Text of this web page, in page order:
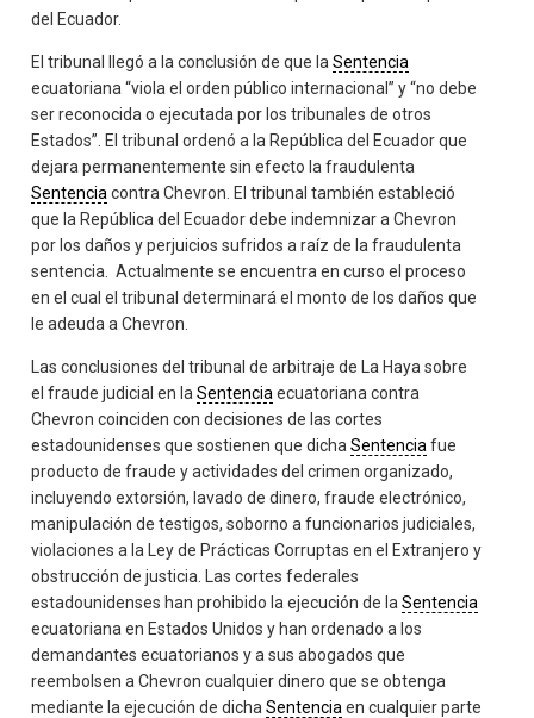
del Ecuador.
El tribunal llegó a la conclusión de que laSentencia
ecuatoriana “viola el orden público internacional” y “no debe
ser reconocida o ejecutada por los tribunales de otros
Estados”. El tribunal ordenó a la República del Ecuador que
dejara permanentemente sin efecto la fraudulenta
Sentencia contra Chevron. El tribunal también estableció
que la República del Ecuador debe indemnizar a Chevron
por los daños y perjuicios sufridos a raíz de la fraudulenta
sentencia. Actualmente se encuentra en curso el proceso
en el cual el tribunal determinará el monto de los daños que
le adeuda a Chevron.
Las conclusiones del tribunal de arbitraje de La Haya sobre
el fraude judicial en laSentencia ecuatoriana contra
Chevron coinciden con decisiones de las cortes
estadounidenses que sostienen que dichaSentencia fue
producto de fraude y actividades del crimen organizado,
incluyendo extorsión, lavado de dinero, fraude electrónico,
manipulación de testigos, soborno a funcionarios judiciales,
violaciones a la Ley de Prácticas Corruptas en el Extranjero y
obstrucción de justicia. Las cortes federales
estadounidenses han prohibido la ejecución de laSentencia
ecuatoriana en Estados Unidos y han ordenado a los
demandantes ecuatorianos y a sus abogados que
reembolsen a Chevron cualquier dinero que se obtenga
mediante la ejecución de dichaSentencia en cualquier parte